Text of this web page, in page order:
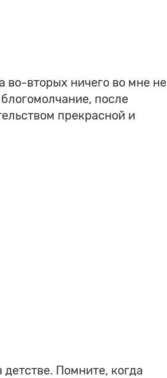
во-вторых ничего во мне не
после
прекрасной и
Помните, когда